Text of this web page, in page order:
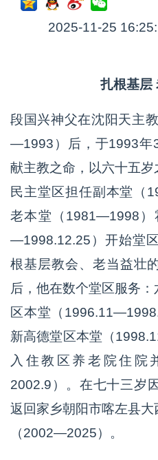
2025-11-25
扎根基层
段国兴神父在沈阳天主
—1993）后，于1993年
献主教之命，以六十五
民主堂区担任副本堂（
老本堂（1981—1998）
—1998.12.25）开始堂
根基层教会、老当益壮
后，他在数个堂区服务
区本堂（
新高德堂区本堂（
入住教区养老院住院
2002.9）。在七十三岁
返回家乡朝阳市喀左县
（2002—2025）。